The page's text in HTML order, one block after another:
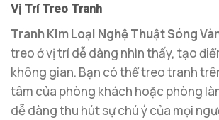
Vị Trí Treo Tranh
Tranh Kim Loại Nghệ Thuật Sóng
treo ở vị trí dễ dàng nhìn thấy, tạo
không gian. Bạn có thể treo tranh
tâm của phòng khách hoặc phòng
dễ dàng thu hút sự chú ý của mọi